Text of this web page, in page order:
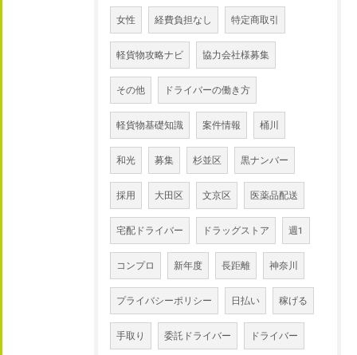
女性 経費負担なし 特定商取引
軽貨物攻略ナビ 協力会社様募集
その他 ドライバーの働き方
軽貨物基礎知識 案件情報 桶川
和光 募集 杉並区 黒ナンバー
採用 大田区 文京区 医薬品配送
宅配ドライバー ドラッグストア 週1
コンプロ 新年度 長距離 神奈川
プライバシーポリシー 日払い 稼げる
手取り 委託ドライバー ドライバー